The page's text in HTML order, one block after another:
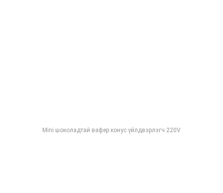
Mini шоколадтай вафер конус үйлдвэрлэгч 220V